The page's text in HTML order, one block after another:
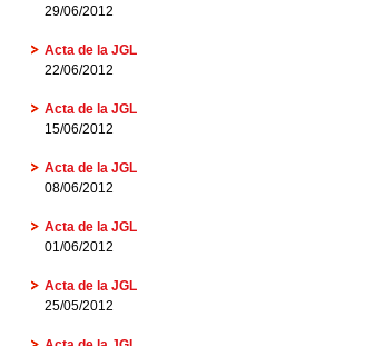
29/06/2012
Acta de la JGL
22/06/2012
Acta de la JGL
15/06/2012
Acta de la JGL
08/06/2012
Acta de la JGL
01/06/2012
Acta de la JGL
25/05/2012